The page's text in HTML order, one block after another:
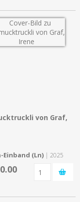
von Graf,
Einband (Ln)| 2025